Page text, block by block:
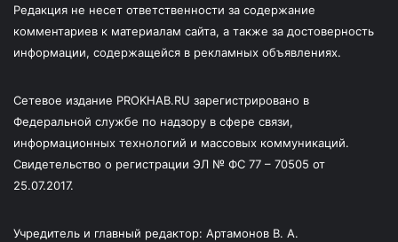
Редакция не несет ответственности за содержание
комментариев к материалам сайта, а также за достоверность
информации, содержащейся в рекламных объявлениях.
Сетевое издание PROKHAB.RU зарегистрировано в
Федеральной службе по надзору в сфере связи,
информационных технологий и массовых коммуникаций.
Свидетельство о регистрации ЭЛ № ФС 77 – 70505 от
25.07.2017.
Учредитель и главный редактор: Артамонов В. А.